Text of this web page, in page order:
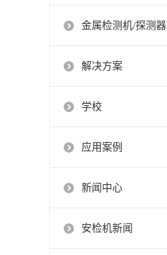
金属检测机/探测器
解决方案
学校
应用案例
新闻中心
安检机新闻